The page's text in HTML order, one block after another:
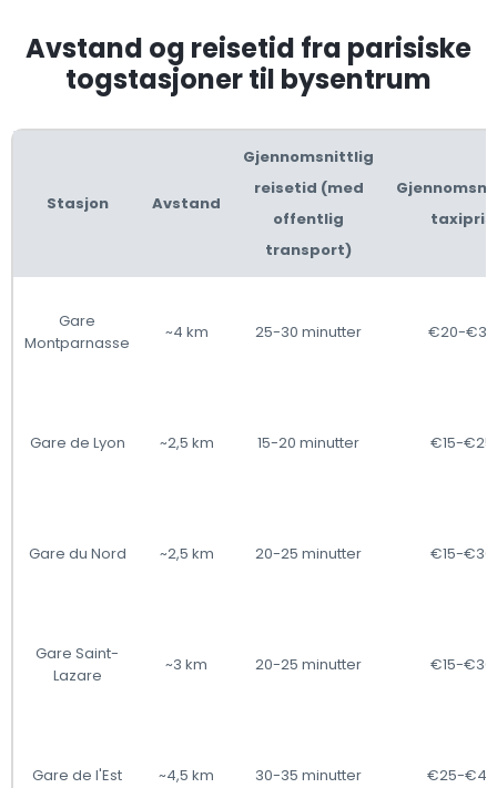
Avstand og reisetid fra parisiske
togstasjoner til bysentrum
Stasjon Avstand
Gjennomsnittlig
reisetid (med
offentlig
transport)
taxipris
Gare
Montparnasse
~4 km 25-30 minutter €20-€35
Gare de Lyon ~2,5 km 15-20 minutter €15-€25
Gare du Nord ~2,5 km 20-25 minutter €15-€30
Gare Saint-
Lazare
~3 km 20-25 minutter €15-€30
Gare de l'Est ~4,5 km 30-35 minutter €25-€40